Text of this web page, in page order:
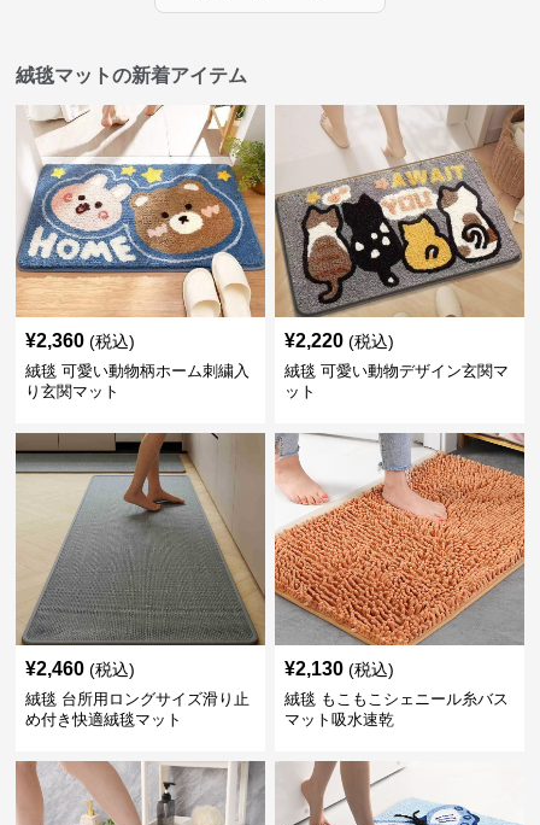
絨毯マットの新着アイテム
¥2,360 (税込)
絨毯 可愛い動物柄ホーム刺繍入
り玄関マット
¥2,220 (税込)
絨毯 可愛い動物デザイン玄関マ
ット
¥2,460 (税込)
絨毯 台所用ロングサイズ滑り止
め付き快適絨毯マット
¥2,130 (税込)
絨毯 もこもこシェニール糸バス
マット吸水速乾